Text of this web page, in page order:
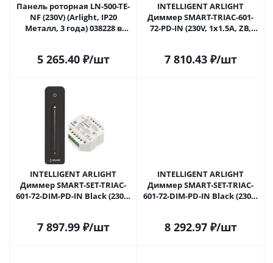
Панель роторная LN-500-TE-
NF (230V) (Arlight, IP20
Металл, 3 года) 038228 в
5 265.40₽/шт
INTELLIGENT ARLIGHT
Диммер SMART-TRIAC-601-
72-PD-IN (230V, 1x1.5A, ZB,
7 810.43₽/шт
INTELLIGENT ARLIGHT
Диммер SMART-SET-TRIAC-
601-72-DIM-PD-IN Black (230V,
Сочи
7 897.99₽/шт
INTELLIGENT ARLIGHT
Диммер SMART-SET-TRIAC-
601-72-DIM-PD-IN Black (230V,
039331 в Сочи
8 292.97₽/шт